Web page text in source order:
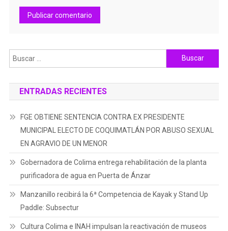
Buscar:
ENTRADAS RECIENTES
FGE OBTIENE SENTENCIA CONTRA EX PRESIDENTE
MUNICIPAL ELECTO DE COQUIMATLÁN POR ABUSO SEXUAL
EN AGRAVIO DE UN MENOR
Gobernadora de Colima entrega rehabilitación de la planta
purificadora de agua en Puerta de Ánzar
Manzanillo recibirá la 6ª Competencia de Kayak y Stand Up
Paddle: Subsectur
Cultura Colima e INAH impulsan la reactivación de museos